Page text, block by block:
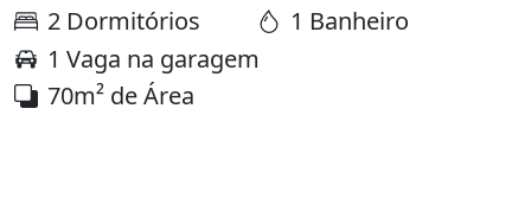
2 Dormitórios
1 Banheiro
1 Vaga na garagem
70m² de Área